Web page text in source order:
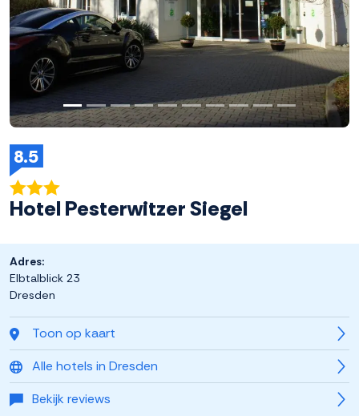
8.5
Hotel Pesterwitzer Siegel
Toon op kaart
Alle hotels in Dresden
Bekijk reviews
Adres:
Elbtalblick 23
Dresden